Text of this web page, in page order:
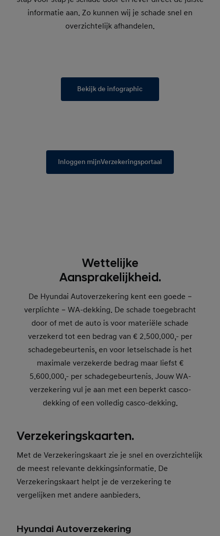
informatie aan. Zo kunnen wij je schade snel en
overzichtelijk afhandelen.
Bekijk de infographic
Inloggen mijnVerzekeringsportaal
Wettelijke
Aansprakelijkheid.
De Hyundai Autoverzekering kent een goede –
verplichte – WA-dekking. De schade toegebracht
door of met de auto is voor materiële schade
verzekerd tot een bedrag van € 2.500.000,- per
schadegebeurtenis, en voor letselschade is het
maximale verzekerde bedrag maar liefst €
5.600.000,- per schadegebeurtenis. Jouw WA-
verzekering vul je aan met een beperkt casco-
dekking of een volledig casco-dekking.
Verzekeringskaarten.
Met de Verzekeringskaart zie je snel en overzichtelijk
de meest relevante dekkingsinformatie. De
Verzekeringskaart helpt je de verzekering te
vergelijken met andere aanbieders.
Hyundai Autoverzekering